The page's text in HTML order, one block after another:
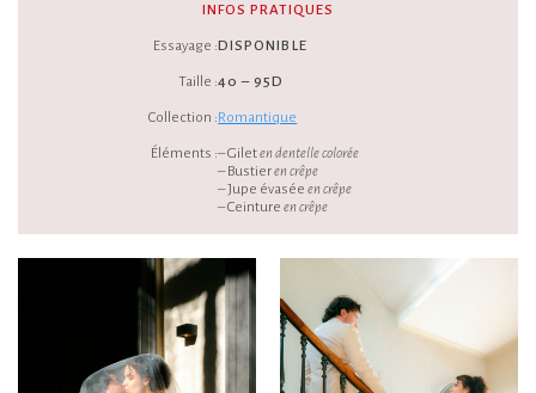
INFOS PRATIQUES
Essayage :
Taille :
Collection :
Éléments :
DISPONIBLE
40 – 95D
Romantique
– Gileten dentelle colorée
– Bustieren crêpe
– Jupe évaséeen crêpe
– Ceintureen crêpe